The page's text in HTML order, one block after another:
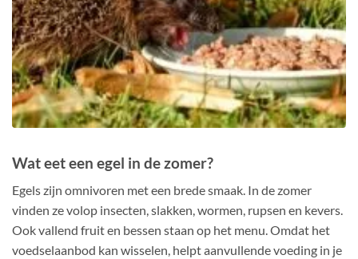
Wat eet een egel in de zomer?
Egels zijn omnivoren met een brede smaak. In de zomer
vinden ze volop insecten, slakken, wormen, rupsen en kevers.
Ook vallend fruit en bessen staan op het menu. Omdat het
voedselaanbod kan wisselen, helpt aanvullende voeding in je